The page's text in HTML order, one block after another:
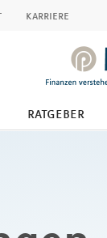
karriere
ratgeber